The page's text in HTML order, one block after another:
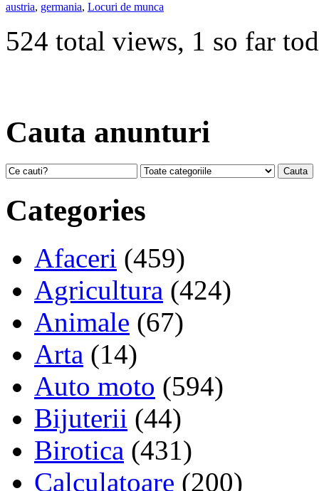
austria, germania, Locuri de munca
524 total views, 1 so far
Cauta anunturi
Categories
Afaceri (459)
Agricultura (424)
Animale (67)
Arta (14)
Auto moto (594)
Bijuterii (44)
Birotica (431)
Calculatoare (200)